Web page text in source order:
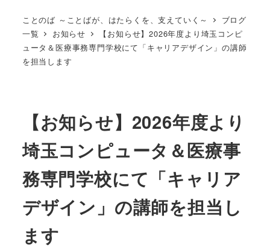
ことのば ～ことばが、はたらくを、支えていく～
ブログ
一覧
お知らせ
【お知らせ】2026年度より埼玉コンピ
ュータ＆医療事務専門学校にて「キャリアデザイン」の講師
を担当します
【お知らせ】2026年度より
埼玉コンピュータ＆医療事
務専門学校にて「キャリア
デザイン」の講師を担当し
ます